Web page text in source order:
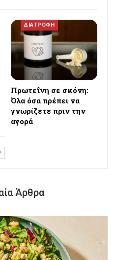
ΔΙΑΤΡΟΦΗ
Πρωτεΐνη σε σκόνη:
Όλα όσα πρέπει να
γνωρίζετε πριν την
αγορά
Άρθρα